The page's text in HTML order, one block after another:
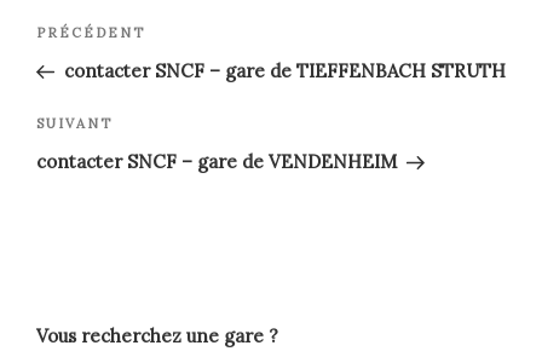
Navigation
de
l’article
Article
précédent
PRÉCÉDENT
contacter SNCF – gare de TIEFFENBACH STRUTH
Article
suivant
SUIVANT
contacter SNCF – gare de VENDENHEIM
Vous recherchez une gare ?